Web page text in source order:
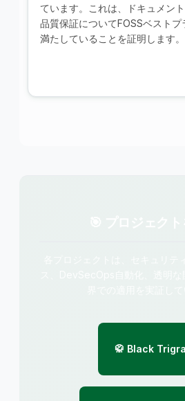
ています。これは、ドキュメント
品質保証についてFOSSベスト
満たしていることを証明します。
🥋 Black